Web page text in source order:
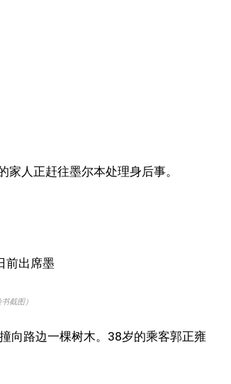
人正赶往墨尔本处理身后事。
截图）
向路边一棵树木。38岁的乘客郭正雍